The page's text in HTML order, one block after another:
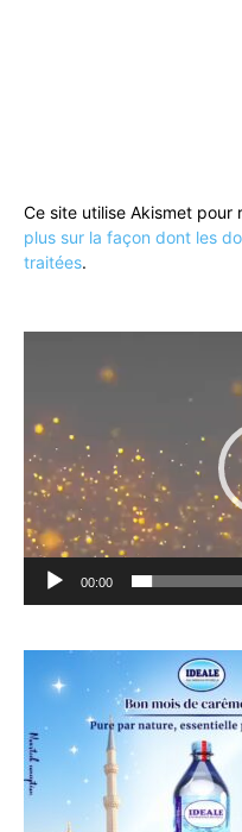
Ce site utilise Akismet pour
plus sur la façon dont les
traitées.
00:00